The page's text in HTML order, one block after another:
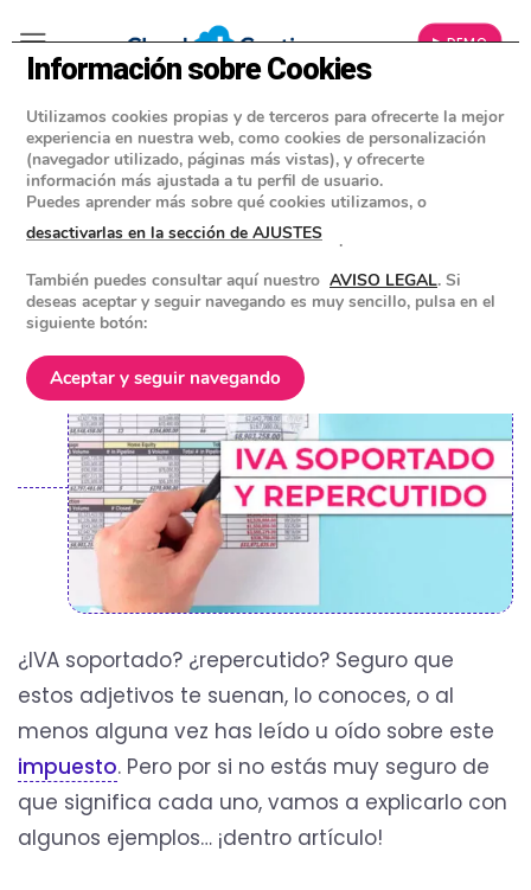
▶ DEMO
BLOG»IMPUESTOS PARA EMPRESAS Y AUTÓNOMOS
El IVA soportado y repercutido: que
son y en que se diferencian
POSTED ON17 MAYO 2024 BYEQUIPO DE CLOUD GESTION
¿IVA soportado? ¿repercutido? Seguro que
estos adjetivos te suenan, lo conoces, o al
menos alguna vez has leído u oído sobre este
impuesto. Pero por si no estás muy seguro de
que significa cada uno, vamos a explicarlo con
algunos ejemplos… ¡dentro artículo!
Información sobre Cookies
Utilizamos cookies propias y de terceros para ofrecerte la mejor
experiencia en nuestra web, como cookies de personalización
(navegador utilizado, páginas más vistas), y ofrecerte
información más ajustada a tu perfil de usuario.
Puedes aprender más sobre qué cookies utilizamos, o
desactivarlas en la sección de AJUSTES
.
También puedes consultar aquí nuestro AVISO LEGAL. Si
deseas aceptar y seguir navegando es muy sencillo, pulsa en el
siguiente botón:
Aceptar y seguir navegando